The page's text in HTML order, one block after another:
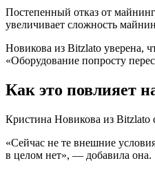
Постепенный отказ от
увеличивает сложность
Новикова из Bitzlato уверена,
«Оборудование попросту
Как это повлияет
Кристина Новикова из Bitzlato
«Сейчас не те внешние
в целом нет», — добавила она.